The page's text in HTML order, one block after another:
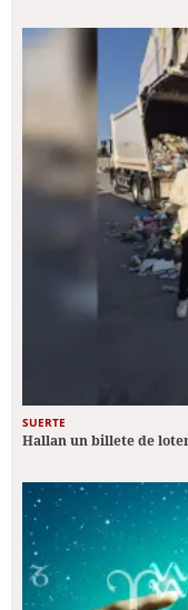
SUERTE
Hallan un billete de